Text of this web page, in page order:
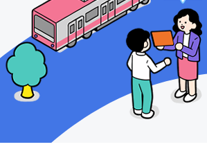
Development Cycle and Structure
開発サイクルと体制